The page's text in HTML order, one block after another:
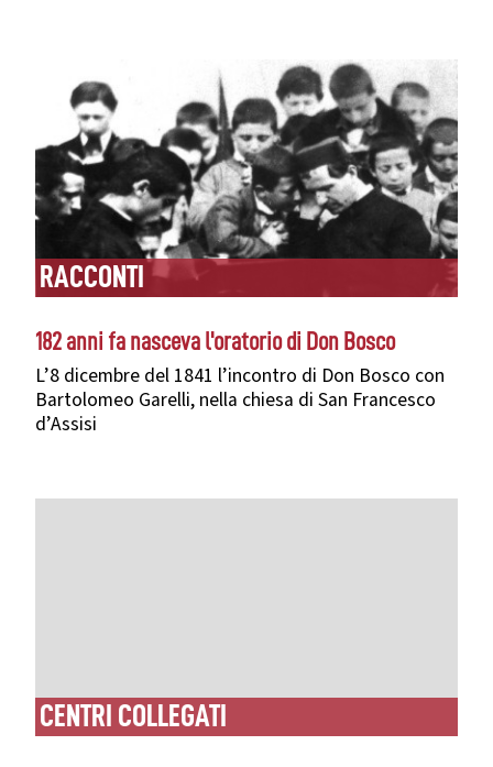
RACCONTI
182 anni fa nasceva l'oratorio di Don Bosco
L’8 dicembre del 1841 l’incontro di Don Bosco con
Bartolomeo Garelli, nella chiesa di San Francesco
d’Assisi
CENTRI COLLEGATI